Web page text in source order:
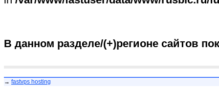
В данном разделе/(+)регионе сайтов
→ fastvps hosting